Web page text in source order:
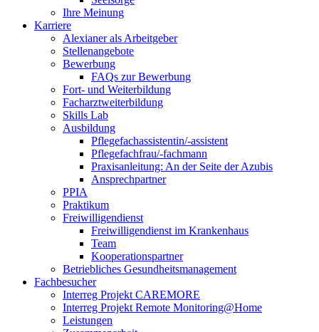
Ihre Meinung
Karriere
Alexianer als Arbeitgeber
Stellenangebote
Bewerbung
FAQs zur Bewerbung
Fort- und Weiterbildung
Facharztweiterbildung
Skills Lab
Ausbildung
Pflegefachassistentin/-assistent
Pflegefachfrau/-fachmann
Praxisanleitung: An der Seite der Azubis
Ansprechpartner
PPIA
Praktikum
Freiwilligendienst
Freiwilligendienst im Krankenhaus
Team
Kooperationspartner
Betriebliches Gesundheitsmanagement
Fachbesucher
Interreg Projekt CAREMORE
Interreg Projekt Remote Monitoring@Home
Leistungen